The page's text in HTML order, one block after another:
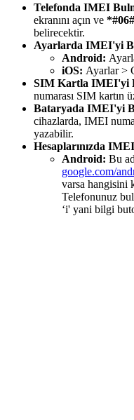
Telefonda IMEI
ekranını açın ve *#06#
belirecektir.
Ayarlarda IMEI'yi
Android:
iOS: Ayarlar >
SIM Kartla IMEI'yi
numarası SIM kartın
Bataryada IMEI'yi
cihazlarda, IMEI
yazabilir.
Hesaplarınızda
Android: Bu
google.com/
varsa hangisini
Telefonunuz
‘i' yani bilgi